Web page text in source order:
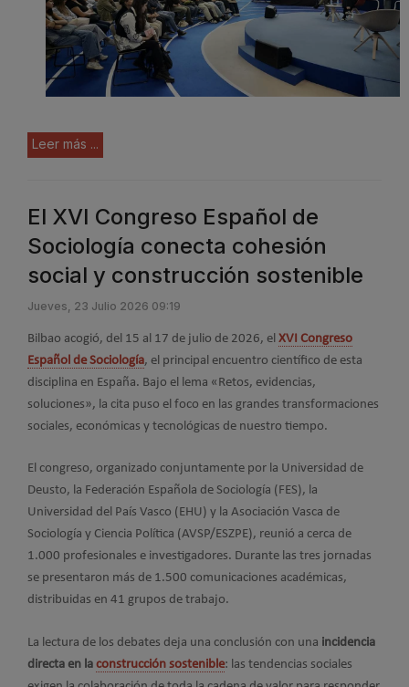
Leer más ...
El XVI Congreso Español de
Sociología conecta cohesión
social y construcción sostenible
Jueves, 23 Julio 2026 09:19
Bilbao acogió, del 15 al 17 de julio de 2026, el XVI Congreso
Español de Sociología, el principal encuentro científico de esta
disciplina en España. Bajo el lema «Retos, evidencias,
soluciones», la cita puso el foco en las grandes transformaciones
sociales, económicas y tecnológicas de nuestro tiempo.
El congreso, organizado conjuntamente por la Universidad de
Deusto, la Federación Española de Sociología (FES), la
Universidad del País Vasco (EHU) y la Asociación Vasca de
Sociología y Ciencia Política (AVSP/ESZPE), reunió a cerca de
1.000 profesionales e investigadores. Durante las tres jornadas
se presentaron más de 1.500 comunicaciones académicas,
distribuidas en 41 grupos de trabajo.
La lectura de los debates deja una conclusión con una incidencia
directa en la construcción sostenible: las tendencias sociales